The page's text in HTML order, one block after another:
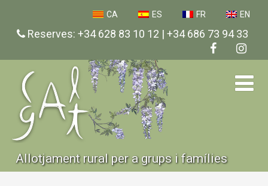
CA ES FR EN
Reserves: +34 628 83 10 12 | +34 686 73 94 33
Allotjament rural per a grups i famílies